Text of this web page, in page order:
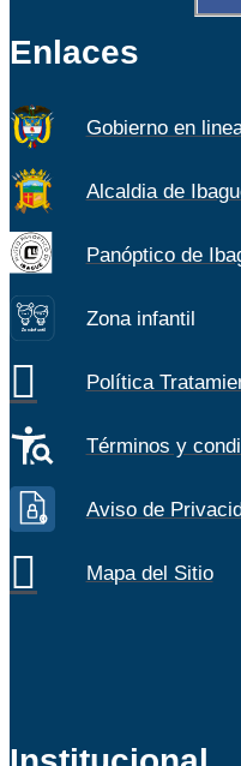
Enlaces
Gobierno en
Alcaldia de
Panóptico de
ZonaInf antil
Zona infantil
Política
Términos y
Aviso de
Mapa del Sitio